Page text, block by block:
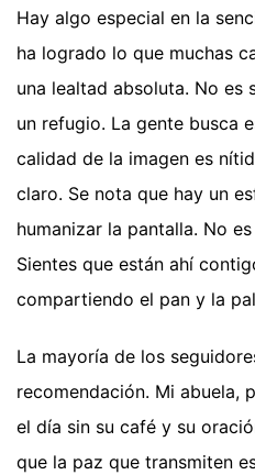
Hay algo especial en la
ha logrado lo que muchas
una lealtad absoluta. No es
un refugio. La gente busca
calidad de la imagen es
claro. Se nota que hay un
humanizar la pantalla. No
Sientes que están ahí
compartiendo el pan y la
La mayoría de los
recomendación. Mi abuela,
el día sin su café y su
que la paz que transmiten